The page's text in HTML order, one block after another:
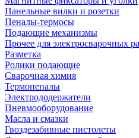
Панельные вилки и розетки
Пеналы-термосы
Подающие механизмы
Прочее для электросварочных
Разметка
Ролики подающие
Сварочная химия
Термопеналы
Электрододержатели
Пневмооборудование
Масла и смазки
Гвоздезабивные пистолеты